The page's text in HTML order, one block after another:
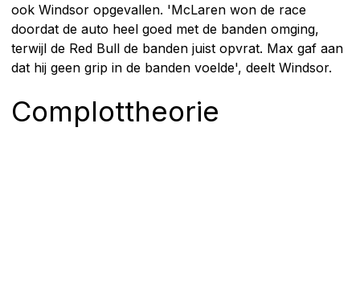
ook Windsor opgevallen. 'McLaren won de race
doordat de auto heel goed met de banden omging,
terwijl de Red Bull de banden juist opvrat. Max gaf aan
dat hij geen grip in de banden voelde', deelt Windsor.
Complottheorie